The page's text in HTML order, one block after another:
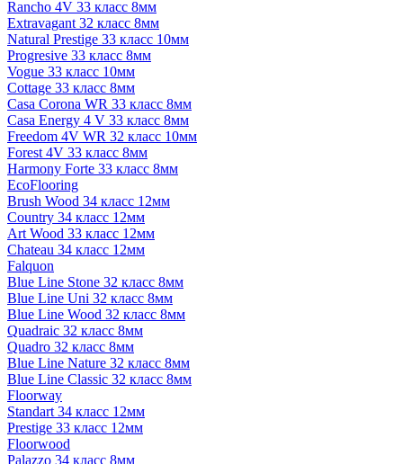
Rancho 4V 33 класс 8мм
Extravagant 32 класс 8мм
Natural Prestige 33 класс 10мм
Progresive 33 класс 8мм
Vogue 33 класс 10мм
Cottage 33 класс 8мм
Casa Corona WR 33 класс 8мм
Casa Energy 4 V 33 класс 8мм
Freedom 4V WR 32 класс 10мм
Forest 4V 33 класс 8мм
Harmony Forte 33 класс 8мм
EcoFlooring
Brush Wood 34 класс 12мм
Country 34 класс 12мм
Art Wood 33 класс 12мм
Chateau 34 класс 12мм
Falquon
Blue Line Stone 32 класс 8мм
Blue Line Uni 32 класс 8мм
Blue Line Wood 32 класс 8мм
Quadraic 32 класс 8мм
Quadro 32 класс 8мм
Blue Line Nature 32 класс 8мм
Blue Line Classic 32 класс 8мм
Floorway
Standart 34 класс 12мм
Prestige 33 класс 12мм
Floorwood
Palazzo 34 класс 8мм